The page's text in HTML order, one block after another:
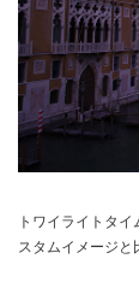
トワイライトタ
スタムイメージと